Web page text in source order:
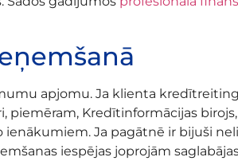
apjomu. Ja klienta
piemēram, Kredītinformācijas
Ja pagātnē ir bijuši
iespējas joprojām